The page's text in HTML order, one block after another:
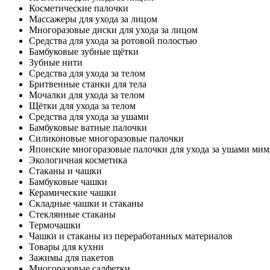
Косметические палочки
Массажеры для ухода за лицом
Многоразовые диски для ухода за лицом
Средства для ухода за ротовой полостью
Бамбуковые зубные щётки
Зубные нити
Средства для ухода за телом
Бритвенные станки для тела
Мочалки для ухода за телом
Щётки для ухода за телом
Средства для ухода за ушами
Бамбуковые ватные палочки
Силиконовые многоразовые палочки
Японские многоразовые палочки для ухода за ушами
Экологичная косметика
Стаканы и чашки
Бамбуковые чашки
Керамические чашки
Складные чашки и стаканы
Стеклянные стаканы
Термочашки
Чашки и стаканы из переработанных материалов
Товары для кухни
Зажимы для пакетов